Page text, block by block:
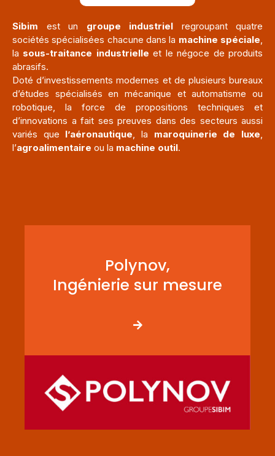
Sibim est un groupe industriel regroupant quatre
sociétés spécialisées chacune dans la machine spéciale,
la sous-traitance industrielleet le négoce de produits
abrasifs.
Doté d’investissements modernes et de plusieurs bureaux
d’études spécialisés en mécanique et automatisme ou
robotique, la force de propositions techniques et
d’innovations a fait ses preuves dans des secteurs aussi
variés que l’aéronautique, la maroquinerie de luxe,
l’agroalimentaire ou la machine outil.
Polynov,
Ingénierie sur mesure